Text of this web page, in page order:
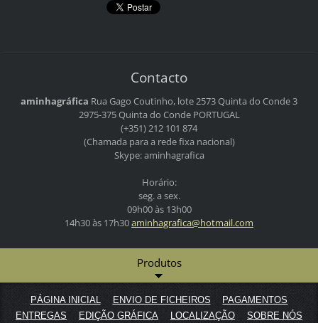
Contacto
aminhagráfica Rua Gago Coutinho, lote 2573Quinta do Conde 3
2975-375 Quinta do CondePORTUGAL
(+351) 212 101 874
(Chamada para a rede fixa nacional)
Skype: aminhagrafica
Horário:
seg. a sex.
09h00 às 13h00
14h30 às 17h30aminhagrafica@hotmail.com
Produtos
PÁGINA INICIAL ENVIO DE FICHEIROS
PAGAMENTOS
ENTREGAS
EDIÇÃO GRÁFICA LOCALIZAÇÃO SOBRE NÓS